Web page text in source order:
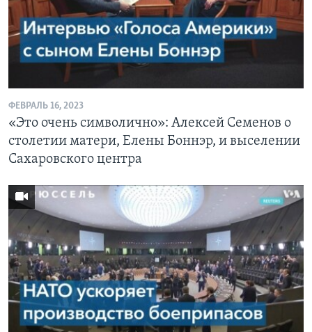
ФЕВРАЛЬ 16, 2023
«Это очень символично»: Алексей Семенов о
столетии матери, Елены Боннэр, и выселении
Сахаровского центра